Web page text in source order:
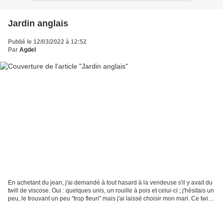
Jardin anglais
Publié le 12/03/2022 à 12:52
Par Agdel
En achetant du jean, j'ai demandé à tout hasard à la vendeuse s'il y avait du
twill de viscose. Oui : quelques unis, un rouille à pois et celui-ci ; j'hésitais un
peu, le trouvant un peu "trop fleuri" mais j'ai laissé choisir mon mari. Ce twill